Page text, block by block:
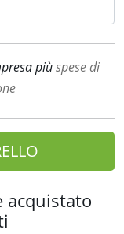
piùspese di
acquistato